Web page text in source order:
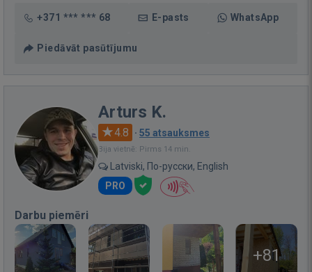
+371 *** *** 68 E-pasts WhatsApp
Piedāvāt pasūtījumu
Arturs K.
4.8 · 55 atsauksmes
Bija vietnē: Pirms 14 min.
Latviski, По-русски, English
PRO
Darbu piemēri
+81